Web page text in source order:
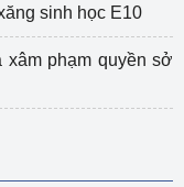
sinh học E10
xâm phạm quyền sở